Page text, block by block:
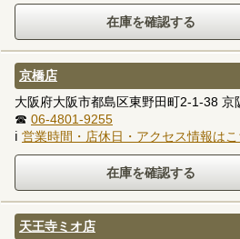
京橋店
大阪府大阪市都島区東野田町2-1-38 京
☎ 06-4801-9255
ℹ 営業時間・店休日・アクセス情報はこ
天王寺ミオ店